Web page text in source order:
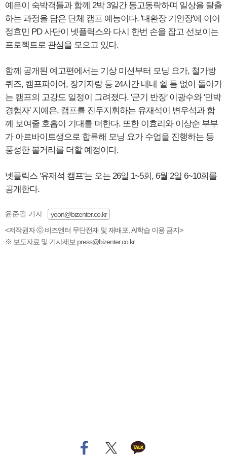
예은이 숙박객들과 함께 2박 3일간 동고동락하며 일상을 탈출
하는 과정을 담은 단체 캠프 예능이다. '대환장 기안장'에 이어
정효민 PD 사단이 넷플릭스와 다시 한번 손을 잡고 선보이는
프로젝트로 관심을 모으고 있다.
함께 공개된 예고편에서는 기상 미션부터 모닝 요가, 철가방
퀴즈, 캠프파이어, 장기자랑 등 24시간 내내 쉴 틈 없이 돌아가
는 캠프의 고강도 일정이 그려졌다. '군기 반장' 이광수와 '민박
경험자' 지예은, 캠프를 진두지휘하는 유재석이 변우석과 함
께 보여줄 호흡이 기대를 더한다. 또한 이효리와 이상순 부부
가 아르바이트생으로 합류해 모닝 요가 수업을 진행하는 등
풍성한 볼거리를 더할 예정이다.
넷플릭스 '유재석 캠프'는 오는 26일 1~5회, 6월 2일 6~10회를
공개한다.
윤준필 기자
yoon@bizenter.co.kr
<저작권자 ⓒ 비즈엔터 무단전재 및 재배포, AI학습 이용 금지>
※ 보도자료 및 기사제보 press@bizenter.co.kr